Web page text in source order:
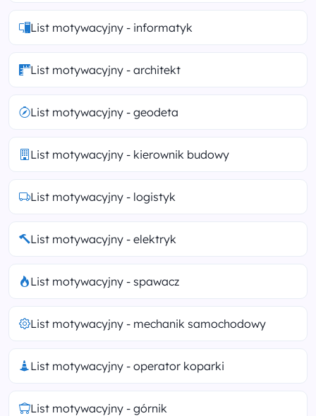
List motywacyjny - informatyk
List motywacyjny - architekt
List motywacyjny - geodeta
List motywacyjny - kierownik budowy
List motywacyjny - logistyk
List motywacyjny - elektryk
List motywacyjny - spawacz
List motywacyjny - mechanik samochodowy
List motywacyjny - operator koparki
List motywacyjny - górnik